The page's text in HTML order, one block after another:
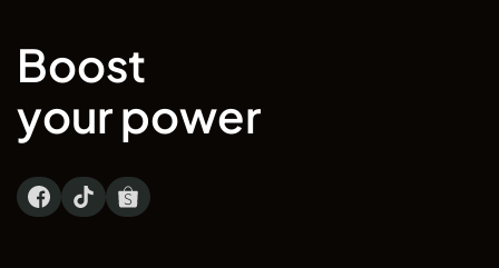
Boost
your power